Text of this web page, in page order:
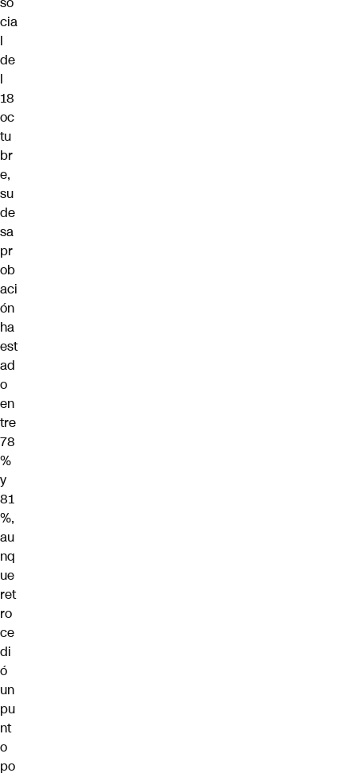
cia
l
de
l
18
oc
tu
br
e,
su
de
sa
pr
ob
aci
ón
ha
est
ad
o
en
tre
78
%
y
81
%,
au
nq
ue
ret
ro
ce
di
ó
un
pu
nt
o
po